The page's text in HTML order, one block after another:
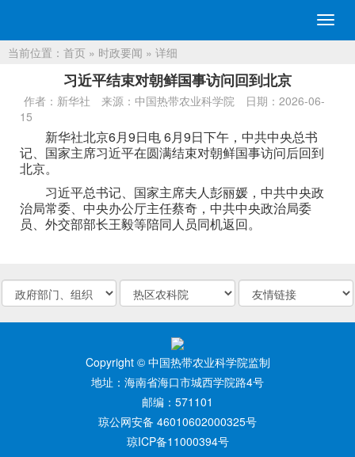
切
换
当前位置： 首页 » 时政要闻 » 详细
习近平结束对朝鲜国事访问回到北京
作者：新华社 来源：中国热带农业科学院
日期：2026-06-
15
新华社北京6月9日电 6月9日下午，中共中央总书
记、国家主席习近平在圆满结束对朝鲜国事访问后回到
北京。
习近平总书记、国家主席夫人彭丽媛，中共中央政
治局常委、中央办公厅主任蔡奇，中共中央政治局委
员、外交部部长王毅等陪同人员同机返回。
Copyright © 中国热带农业科学院监制
地址：海南省海口市城西学院路4号
邮编：571101
琼公网安备 46010602000325号
琼ICP备11000394号